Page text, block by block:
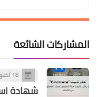
المشاركات الشائعة
18 أكتوبر 2024
شهادة